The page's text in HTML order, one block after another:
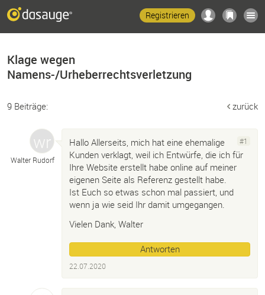
Registrieren
Klage wegen
Namens-/Urheberrechtsverletzung
9 Beiträge: zurück
Walter Rudorf
#1
Hallo Allerseits, mich hat eine ehemalige
Kunden verklagt, weil ich Entwürfe, die ich für
Ihre Website erstellt habe online auf meiner
eigenen Seite als Referenz gestellt habe.
Ist Euch so etwas schon mal passiert, und
wenn ja wie seid Ihr damit umgegangen.
Vielen Dank, Walter
Antworten
22.07.2020